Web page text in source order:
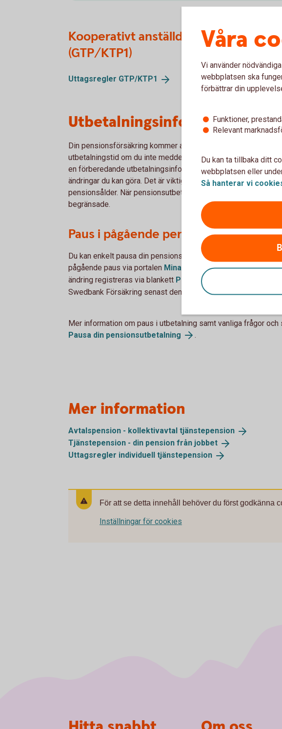
Kooperativt anställda
(GTP/KTP1)
Uttagsregler GTP/KTP1
Utbetalningsinformation
Din pensionsförsäkring kommer att betalas ut enligt avtalad
utbetalningstid om du inte meddelar något annat. Tre månader
en förberedande utbetalningsinformation som informerar dig
ändringar du kan göra. Det är viktigt att du meddelar dina val
pensionsålder. När pensionsutbetalningen påbörjats är
begränsade.
Paus i pågående pensionsutbetalning
Du kan enkelt pausa din pensionsutbetalning och även
pågående paus via portalen Mina Försäkringar
. För
ändring registreras via blankett Paus i pensionsutbetalning
Swedbank Försäkring senast den 20:e månaden innan pausen
Mer information om paus i utbetalning samt vanliga frågor och
Pausa din pensionsutbetalning .
Mer information
Avtalspension - kollektivavtal tjänstepension
Tjänstepension - din pension från jobbet
Uttagsregler individuell tjänstepension
För att se detta innehåll behöver du först godkänna
Inställningar för cookies
Våra
Vi använder
webbplatsen ska
förbättrar din
Funktioner,
Relevant
Du kan ta tillbaka ditt
webbplatsen eller
Så hanterar vi